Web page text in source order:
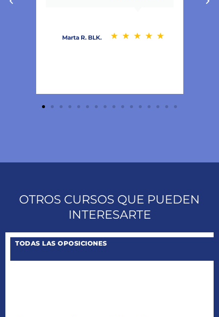
Marta R. BLK.
OTROS CURSOS QUE PUEDEN
INTERESARTE
TODAS LAS OPOSICIONES